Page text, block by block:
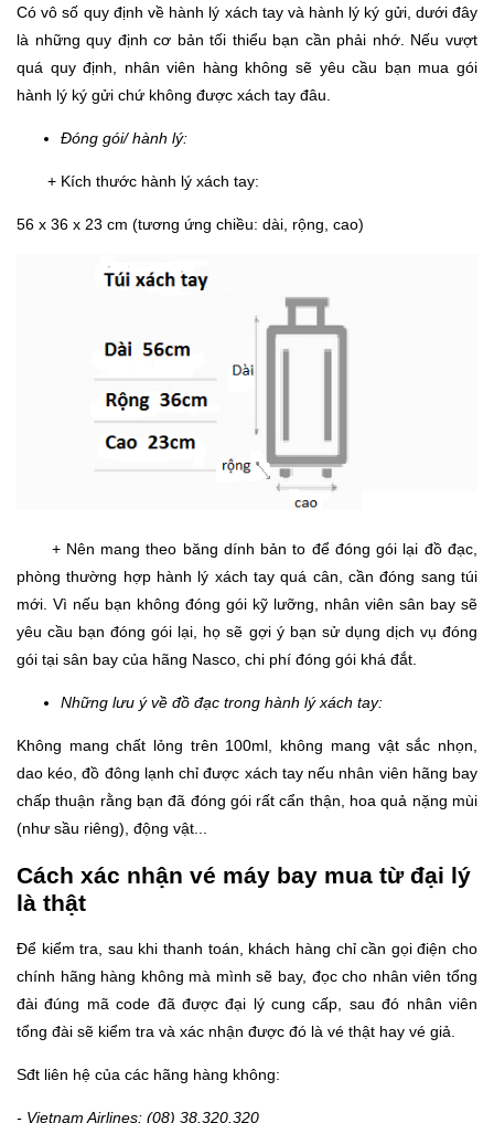
Có vô số quy định về hành lý xách tay và hành lý ký gửi, dưới đây
là những quy định cơ bản tối thiểu bạn cần phải nhớ. Nếu vượt
quá quy định, nhân viên hàng không sẽ yêu cầu bạn mua gói
hành lý ký gửi chứ không được xách tay đâu.
Đóng gói/ hành lý:
+ Kích thước hành lý xách tay:
56 x 36 x 23 cm (tương ứng chiều: dài, rộng, cao)
+ Nên mang theo băng dính bản to để đóng gói lại đồ đạc,
phòng thường hợp hành lý xách tay quá cân, cần đóng sang túi
mới. Vì nếu bạn không đóng gói kỹ lưỡng, nhân viên sân bay sẽ
yêu cầu bạn đóng gói lại, họ sẽ gợi ý bạn sử dụng dịch vụ đóng
gói tại sân bay của hãng Nasco, chi phí đóng gói khá đắt.
Những lưu ý về đồ đạc trong hành lý xách tay:
Không mang chất lỏng trên 100ml, không mang vật sắc nhọn,
dao kéo, đồ đông lạnh chỉ được xách tay nếu nhân viên hãng bay
chấp thuận rằng bạn đã đóng gói rất cẩn thận, hoa quả nặng mùi
(như sầu riêng), động vật...
Cách xác nhận vé máy bay mua từ đại lý
là thật
Để kiểm tra, sau khi thanh toán, khách hàng chỉ cần gọi điện cho
chính hãng hàng không mà mình sẽ bay, đọc cho nhân viên tổng
đài đúng mã code đã được đại lý cung cấp, sau đó nhân viên
tổng đài sẽ kiểm tra và xác nhận được đó là vé thật hay vé giả.
Sđt liên hệ của các hãng hàng không:
- Vietnam Airlines: (08) 38.320.320